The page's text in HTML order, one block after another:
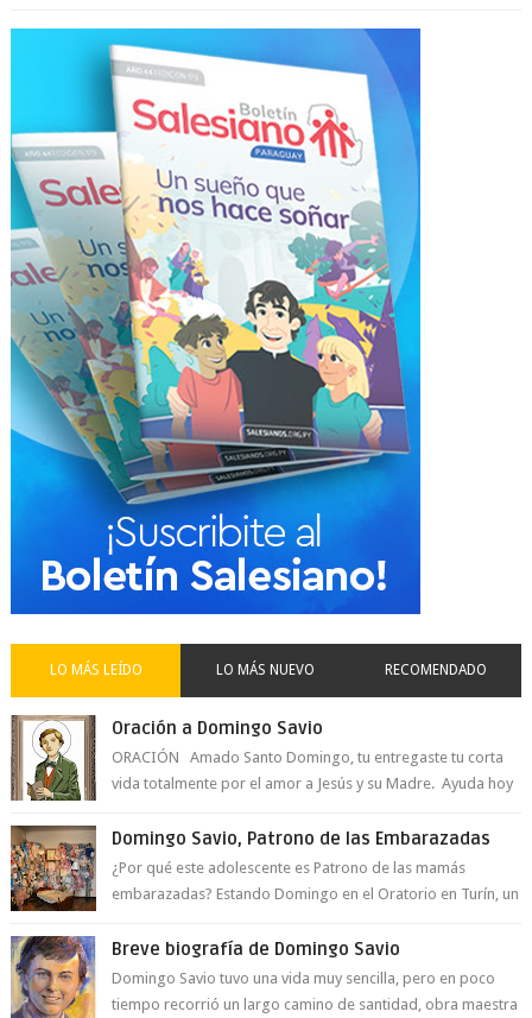
LO MÁS LEÍDO LO MÁS NUEVO RECOMENDADO
Oración a Domingo Savio
ORACIÓN Amado Santo Domingo, tu entregaste tu corta
vida totalmente por el amor a Jesús y su Madre. Ayuda hoy
Domingo Savio, Patrono de las Embarazadas
¿Por qué este adolescente es Patrono de las mamás
embarazadas? Estando Domingo en el Oratorio en Turín, un
Breve biografía de Domingo Savio
Domingo Savio tuvo una vida muy sencilla, pero en poco
tiempo recorrió un largo camino de santidad, obra maestra